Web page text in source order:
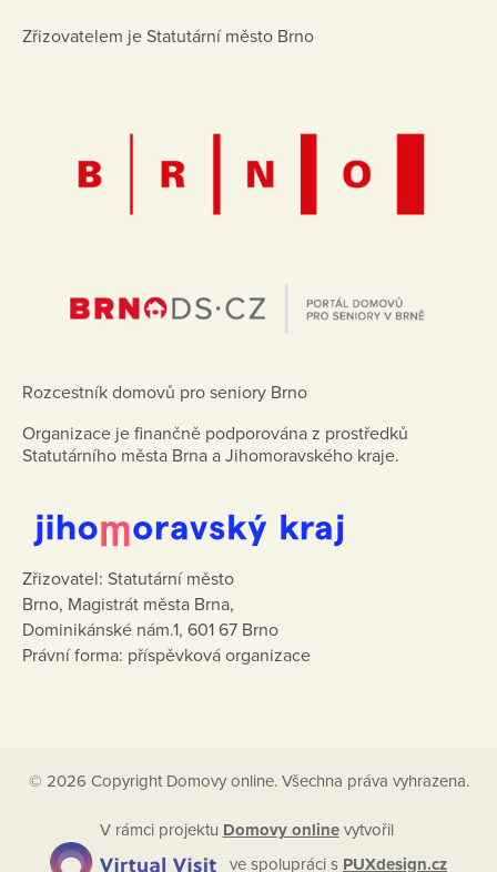
Zřizovatelem je Statutární město Brno
Rozcestník domovů pro seniory Brno
Organizace je finančně podporována z prostředků
Statutárního města Brna a Jihomoravského kraje.
Zřizovatel: Statutární město
Brno, Magistrát města Brna,
Dominikánské nám.1, 601 67 Brno
Právní forma: příspěvková organizace
© 2026 Copyright Domovy online. Všechna práva vyhrazena.
V rámci projektu Domovy onlinevytvořil
ve spolupráci s PUXdesign.cz